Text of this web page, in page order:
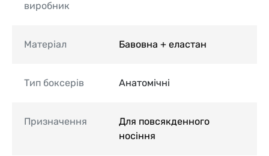
виробник
Матеріал Бавовна + еластан
Тип боксерів Анатомічні
Призначення
Для повсякденного
носіння